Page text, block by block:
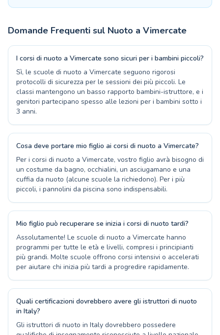
Domande Frequenti sul Nuoto a Vimercate
I corsi di nuoto a Vimercate sono sicuri per i bambini piccoli?
Sì, le scuole di nuoto a Vimercate seguono rigorosi
protocolli di sicurezza per le sessioni dei più piccoli. Le
classi mantengono un basso rapporto bambini-istruttore, e i
genitori partecipano spesso alle lezioni per i bambini sotto i
3 anni.
Cosa deve portare mio figlio ai corsi di nuoto a Vimercate?
Per i corsi di nuoto a Vimercate, vostro figlio avrà bisogno di
un costume da bagno, occhialini, un asciugamano e una
cuffia da nuoto (alcune scuole la richiedono). Per i più
piccoli, i pannolini da piscina sono indispensabili.
Mio figlio può recuperare se inizia i corsi di nuoto tardi?
Assolutamente! Le scuole di nuoto a Vimercate hanno
programmi per tutte le età e livelli, compresi i principianti
più grandi. Molte scuole offrono corsi intensivi o accelerati
per aiutare chi inizia più tardi a progredire rapidamente.
Quali certificazioni dovrebbero avere gli istruttori di nuoto
in Italy?
Gli istruttori di nuoto in Italy dovrebbero possedere